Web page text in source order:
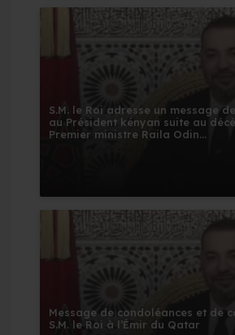
S.M. le Roi adresse un message
au Président kényan suite au
Premier ministre Raila Odin...
Message de condoléances et de
S.M. le Roi à l’Émir du Qatar